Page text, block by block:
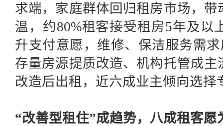
求端，家庭群体回归租房市场，
温，约80%租客接受租房5年及以
升支付意愿，维修、保洁服务需
存量房源提质改造、机构托管成
改造后出租，近六成业主倾向选
“改善型租住”成趋势，八成租客